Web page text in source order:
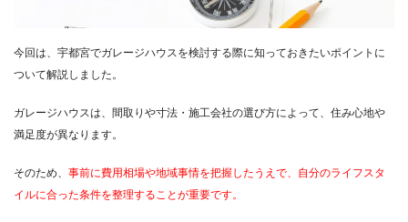
今回は、宇都宮でガレージハウスを検討する際に知っておきたいポイントに
ついて解説しました。
ガレージハウスは、間取りや寸法・施工会社の選び方によって、住み心地や
満足度が異なります。
そのため、 事前に費用相場や地域事情を把握したうえで、自分のライフスタ
イルに合った条件を整理することが重要です。